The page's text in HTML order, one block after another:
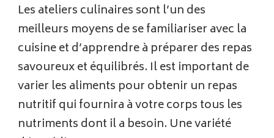
Les ateliers culinaires sont l’un des
meilleurs moyens de se familiariser avec la
cuisine et d’apprendre à préparer des repas
savoureux et équilibrés. Il est important de
varier les aliments pour obtenir un repas
nutritif qui fournira à votre corps tous les
nutriments dont il a besoin. Une variété